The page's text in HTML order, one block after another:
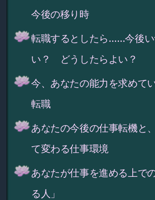
今後の移り時
転職するとしたら……今後い
い？ どうしたらよい？
今、あなたの能力を求めて
転職
あなたの今後の仕事転機と
て変わる仕事環境
あなたが仕事を進める上で
る人」